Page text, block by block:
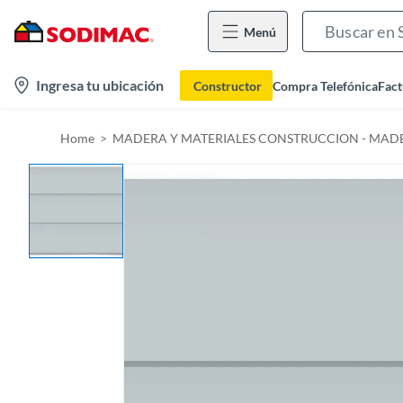
Menú
Ingresa tu ubicación Constructor Compra Telefónica
Home MADERA Y MATERIALES CONSTRUCCION -